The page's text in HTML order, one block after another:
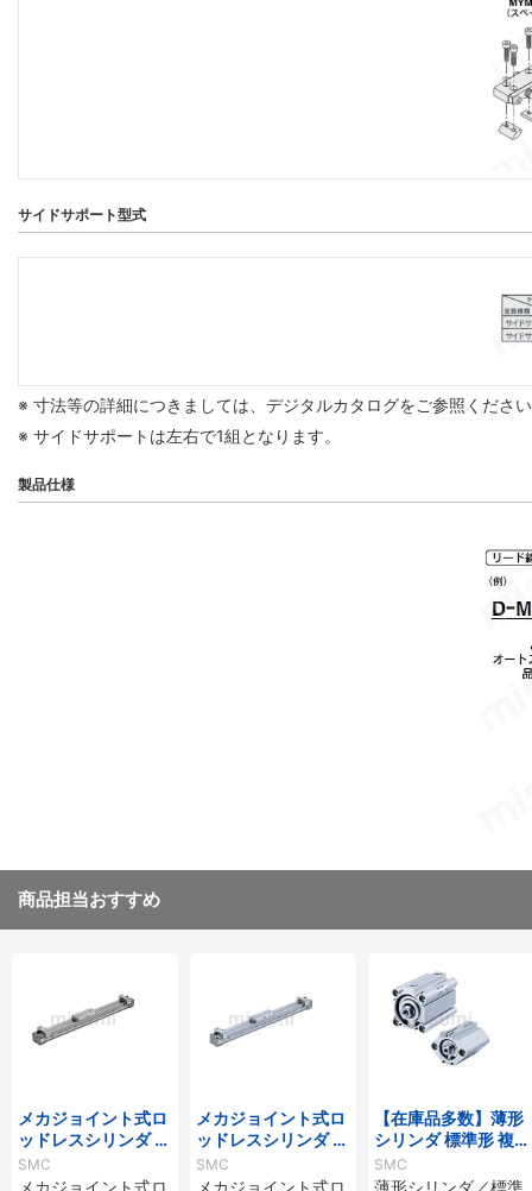
サイドサポート型式
※ 寸法等の詳細につきましては、デジタルカタログをご参照くださ
※ サイドサポートは左右で1組となります。
製品仕様
商品担当おすすめ
メカジョイント式ロ
ッドレスシリンダ 基
本形 MY1Bシリーズ
SMC
メカジョイント式ロ
ッドレスシリンダ 基
本形 MY1B-Zシリー
ズ
SMC
【在庫品多数】薄形
シリンダ 標準形 複
動・片ロッド CQ2
シリーズ
SMC